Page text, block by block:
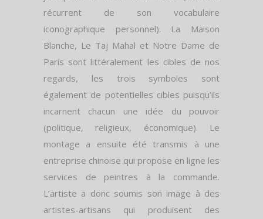
récurrent de son vocabulaire
iconographique personnel). La Maison
Blanche, Le Taj Mahal et Notre Dame de
Paris sont littéralement les cibles de nos
regards, les trois symboles sont
également de potentielles cibles puisqu’ils
incarnent chacun une idée du pouvoir
(politique, religieux, économique). Le
montage a ensuite été transmis à une
entreprise chinoise qui propose en ligne les
services de peintres à la commande.
L’artiste a donc soumis son image à des
artistes-artisans qui produisent des